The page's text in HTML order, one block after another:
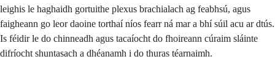
leighis le haghaidh gortuithe plexus brachialach ag feabhsú, agus
faigheann go leor daoine torthaí níos fearr ná mar a bhí súil acu ar dtús.
Is féidir le do chinneadh agus tacaíocht do fhoireann cúraim sláinte
difríocht shuntasach a dhéanamh i do thuras téarnaimh.